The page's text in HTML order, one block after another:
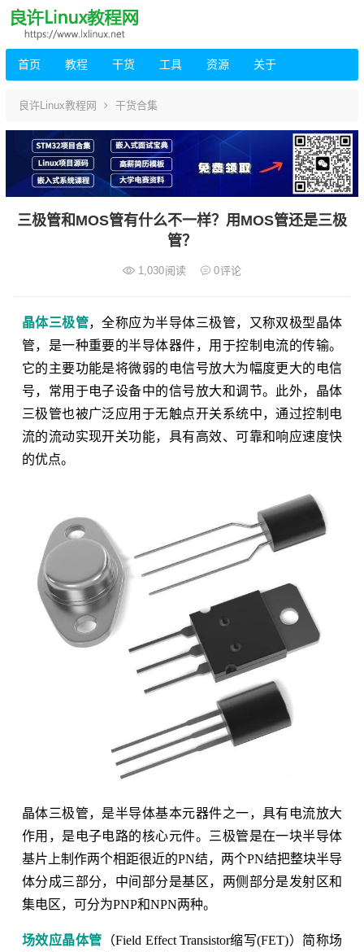
首页 教程 干货 工具 资源 关于
良许Linux教程网 干货合集
三极管和MOS管有什么不一样？用MOS管还是三极
管？
1,030阅读 0评论
晶体三极管，全称应为半导体三极管，又称双极型晶体
管，是一种重要的半导体器件，用于控制电流的传输。
它的主要功能是将微弱的电信号放大为幅度更大的电信
号，常用于电子设备中的信号放大和调节。此外，晶体
三极管也被广泛应用于无触点开关系统中，通过控制电
流的流动实现开关功能，具有高效、可靠和响应速度快
的优点。
晶体三极管，是半导体基本元器件之一，具有电流放大
作用，是电子电路的核心元件。三极管是在一块半导体
基片上制作两个相距很近的PN结，两个PN结把整块半导
体分成三部分，中间部分是基区，两侧部分是发射区和
集电区，可分为PNP和NPN两种。
场效应晶体管 （Field Effect Transistor缩写(FET)）简称场